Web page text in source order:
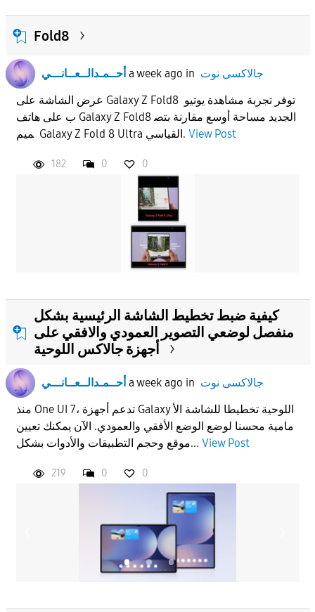
Fold8
أحــمـدالــعــانـــي a week ago in جالاكسى نوت
عرض الشاشة على Galaxy Z Fold8 توفر تجربة مشاهدة يوتيو
ب على هاتف Galaxy Z Fold8 الجديد مساحة أوسع مقارنة بتص
ميم Galaxy Z Fold 8 Ultra القياسي. View Post
182 0 0
كيفية ضبط تخطيط الشاشة الرئيسية بشكل
منفصل لوضعي التصوير العمودي والافقي على
أجهزة جالاكس اللوحية
أحــمـدالــعــانـــي a week ago in جالاكسى نوت
منذ One UI 7، تدعم أجهزة Galaxy اللوحية تخطيطا للشاشة الأ
مامية محسنا لوضع الوضع الأفقي والعمودي. الآن يمكنك تعيين
موقع وحجم التطبيقات والأدوات بشكل... View Post
219 0 0